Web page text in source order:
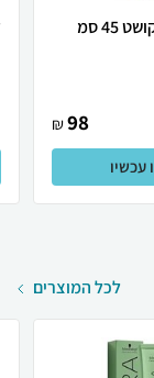
סמ
98
₪
עכשיו
לכל המוצרים